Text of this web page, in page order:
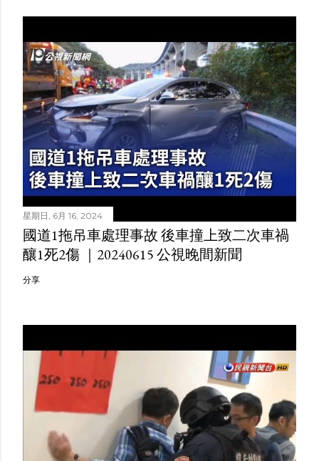
星期日, 6月 16, 2024
國道1拖吊車處理事故 後車撞上致二次車禍
釀1死2傷 ｜20240615 公視晚間新聞
分享